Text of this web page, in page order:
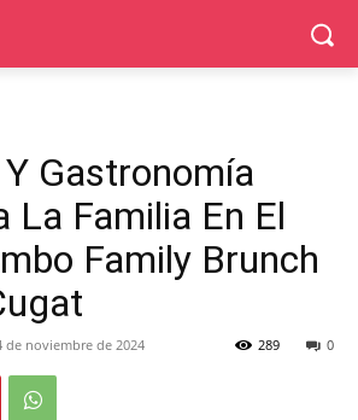
Gastronomía
La Familia En El
Family Brunch
de noviembre de 2024 0
289